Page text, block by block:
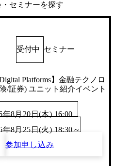
セミナーを探す
受付中 セミナー
Platforms】金融テクノロ
/証券) ユニット紹介イベント
年8月20日(木) 16:00
年8月25日(火) 18:30～
参加申し込み